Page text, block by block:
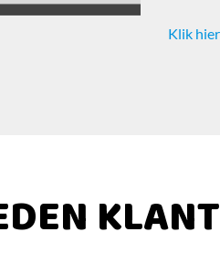
Klik